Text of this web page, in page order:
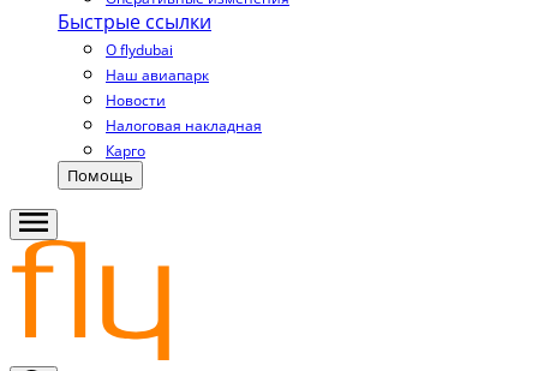
Быстрые ссылки
О flydubai
Наш авиапарк
Новости
Налоговая накладная
Карго
Помощь